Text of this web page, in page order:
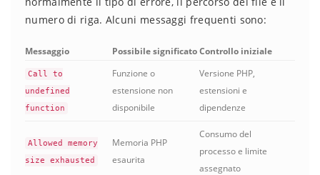
numero di riga. Alcuni messaggi frequenti sono:
Messaggio Possibile significatoControllo iniziale
Call to
undefined
function
Funzione o
estensione non
disponibile
Versione PHP,
estensioni e
dipendenze
Allowed memory
size exhausted
Memoria PHP
esaurita
Consumo del
processo e limite
assegnato